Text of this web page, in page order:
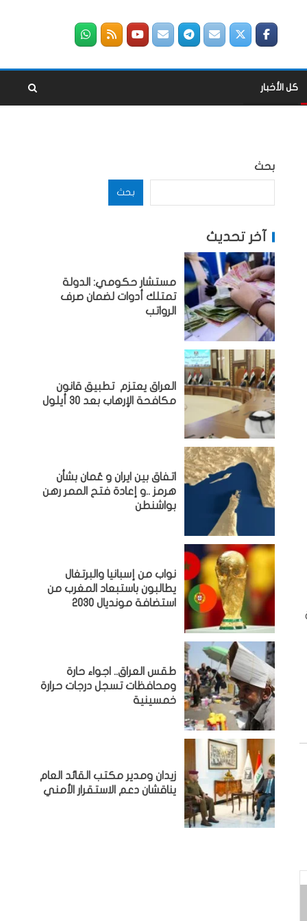
كل الأخبار
بحث
بحث
آخر تحديث
مستشار حكومي: الدولة
تمتلك أدوات لضمان صرف
الرواتب
العراق يعتزم تطبيق قانون
مكافحة الإرهاب بعد 30 أيلول
اتفاق بين ايران و عُمان بشأن
هرمز ..و إعادة فتح الممر رهن
بواشنطن
نواب من إسبانيا والبرتغال
يطالبون باستبعاد المغرب من
استضافة مونديال 2030
طقس العراق.. اجواء حارة
ومحافظات تسجل درجات حرارة
خمسينية
زيدان ومدير مكتب القائد العام
يناقشان دعم الاستقرار الأمني